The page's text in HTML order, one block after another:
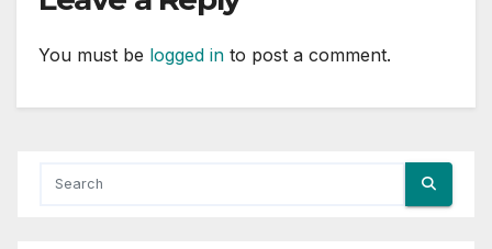
You must be logged in to post a comment.